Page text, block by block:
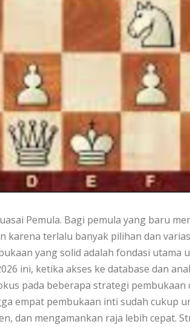
Pemula. Bagi pemula yang baru
terlalu banyak pilihan dan
yang solid adalah fondasi utama
ini, ketika akses ke database dan
pada beberapa strategi pembukaan
empat pembukaan inti sudah cukup
dan mengamankan raja lebih cepat.